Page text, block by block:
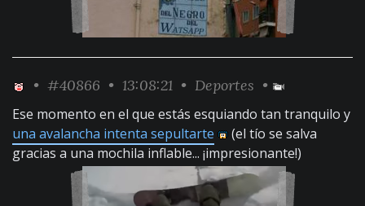
• #40866 • 13:08:21 • Deportes •
Ese momento en el que estás esquiando tan tranquilo y
una avalancha intenta sepultarte
(el tío se salva
gracias a una mochila inflable... ¡impresionante!)